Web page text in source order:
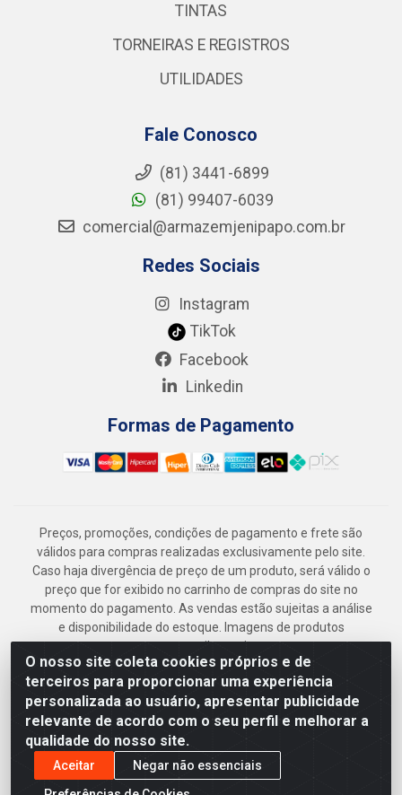
O nosso site coleta cookies próprios e de
terceiros para proporcionar uma experiência
personalizada ao usuário, apresentar publicidade
relevante de acordo com o seu perfil e melhorar a
qualidade do nosso site.
Aceitar
Negar não essenciais
TINTAS
TORNEIRAS E REGISTROS
UTILIDADES
Fale Conosco
(81) 3441-6899
(81) 99407-6039
comercial@armazemjenipapo.com.br
Redes Sociais
Instagram
TikTok
Facebook
Linkedin
Formas de Pagamento
Preços, promoções, condições de pagamento e frete são
válidos para compras realizadas exclusivamente pelo site.
Caso haja divergência de preço de um produto, será válido o
preço que for exibido no carrinho de compras do site no
momento do pagamento. As vendas estão sujeitas a análise
e disponibilidade do estoque. Imagens de produtos
meramente ilustrativas.
Armazém Jenipapo Materiais de Construção em Geral
LTDA - Rua das Flores, 2691 - Guabiraba, Recife/PE - CEP
52.291-630 - CNPJ 41.097.379/0001-